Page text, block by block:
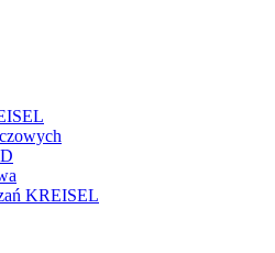
KREISEL